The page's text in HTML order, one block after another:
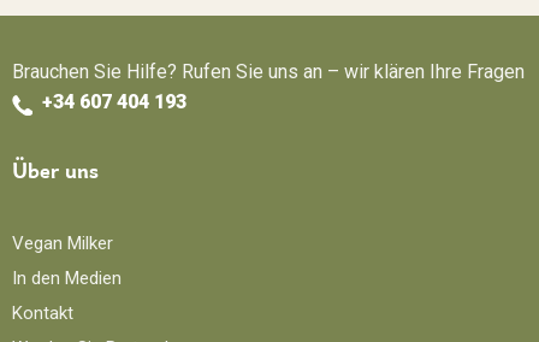
Brauchen Sie Hilfe? Rufen Sie uns an – wir klären Ihre Fragen
+34 607 404 193
Über uns
Vegan Milker
In den Medien
Kontakt